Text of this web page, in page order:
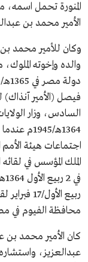
المنورة تحمل اسمه،
الأمير محمد بن
وكان للأمير محمد
والده وإخوته
فيصل (الأمير آنذاك)
السادس، وزار
1364هـ/
اجتماعات هيئة
الملك المؤسس في
في 2
ربيع الأول 1364هـ/14 فبراير 1945
ربيع الأول/17 فبراير
محافظة الفيوم في
كان الأمير محمد بن
عبدالعزيز،